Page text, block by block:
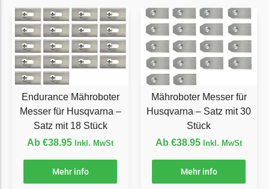
LawnBott Messer
Begrenzungsdraht
Lizard
Lizard Messer
Begrenzungsdraht
LUX-Tools
LUX-Tools Messer
Mammotion
Endurance Mähroboter
Messer für Husqvarna –
Satz mit 18 Stück
Ab €38.95 Inkl. MwSt
Mehr info
Mähroboter Messer für
Husqvarna – Satz mit 30
Stück
Ab €38.95 Inkl. MwSt
Mehr info